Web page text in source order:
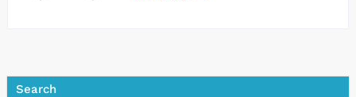
Search